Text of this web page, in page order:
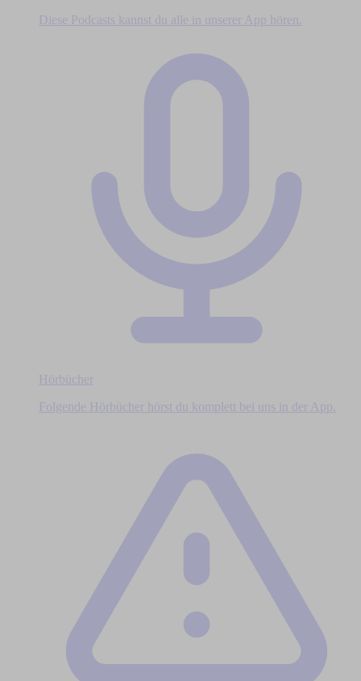
Diese Podcasts kannst du alle in unserer App hören.
Hörbücher
Folgende Hörbücher hörst du komplett bei uns in der App.